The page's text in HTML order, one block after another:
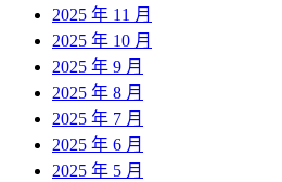
2025 年 11 月
2025 年 10 月
2025 年 9 月
2025 年 8 月
2025 年 7 月
2025 年 6 月
2025 年 5 月